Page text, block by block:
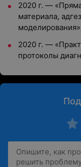
2020 г. —
материала,
2020 г. —
протоколы